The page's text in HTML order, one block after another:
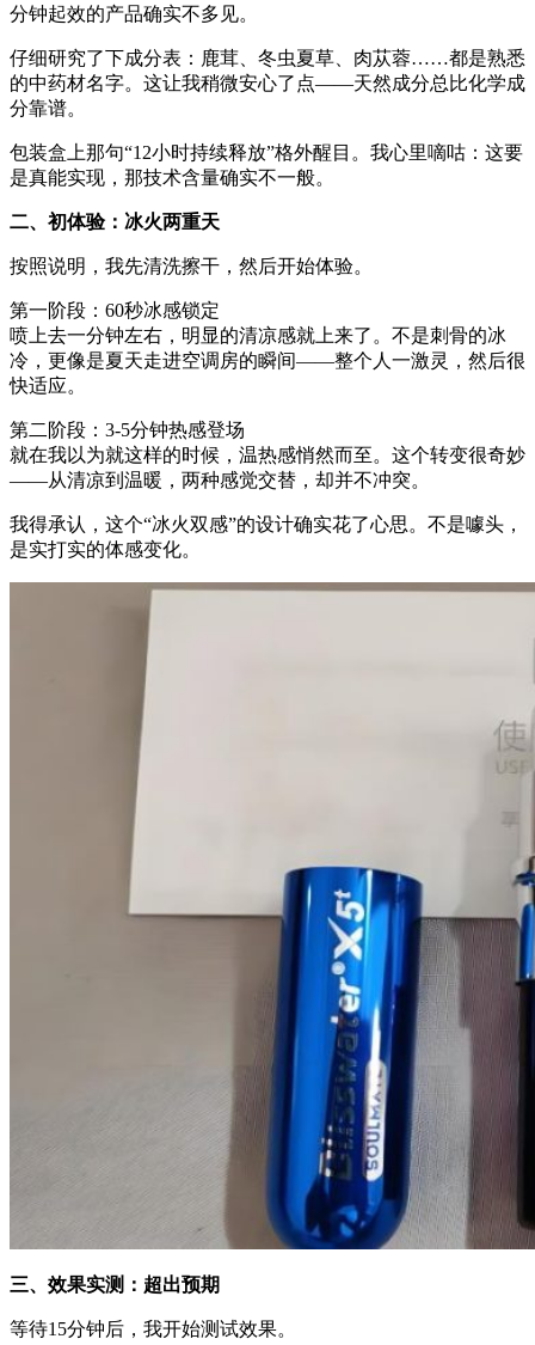
分钟起效的产品确实不多见。
仔细研究了下成分表：鹿茸、冬虫夏草、肉苁蓉……都是熟悉
的中药材名字。这让我稍微安心了点——天然成分总比化学成
分靠谱。
包装盒上那句“12小时持续释放”格外醒目。我心里嘀咕：这要
是真能实现，那技术含量确实不一般。
二、初体验：冰火两重天
按照说明，我先清洗擦干，然后开始体验。
第一阶段：60秒冰感锁定
喷上去一分钟左右，明显的清凉感就上来了。不是刺骨的冰
冷，更像是夏天走进空调房的瞬间——整个人一激灵，然后很
快适应。
第二阶段：3-5分钟热感登场
就在我以为就这样的时候，温热感悄然而至。这个转变很奇妙
——从清凉到温暖，两种感觉交替，却并不冲突。
我得承认，这个“冰火双感”的设计确实花了心思。不是噱头，
是实打实的体感变化。
三、效果实测：超出预期
等待15分钟后，我开始测试效果。